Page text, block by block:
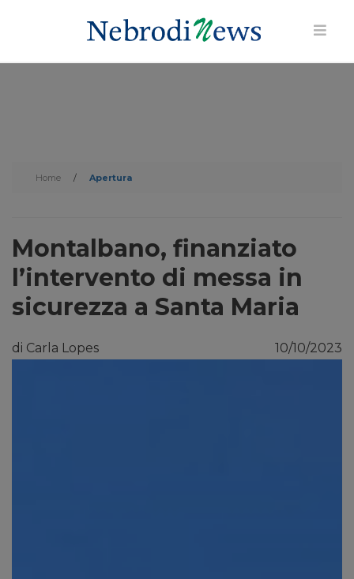
Home / Apertura
Montalbano, finanziato
l’intervento di messa in
sicurezza a Santa Maria
di Carla Lopes 10/10/2023